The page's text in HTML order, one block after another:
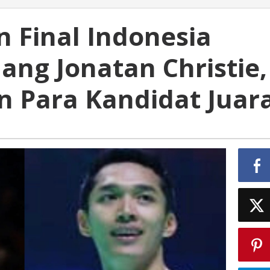
Final Indonesia
Jonatan Christie,
Para Kandidat